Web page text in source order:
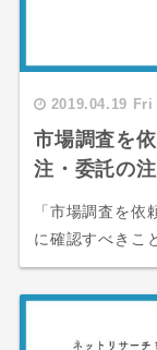
2019.04.19 Fri
市場調査を
注・委託の
「市場調査を
に確認すべきこ